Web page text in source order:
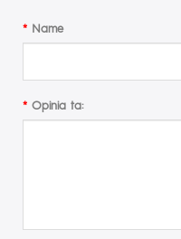
Name
Opinia ta: